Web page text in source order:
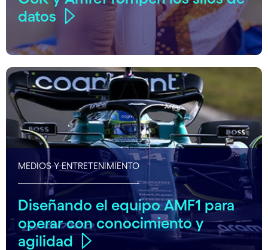
datos
MEDIOS Y ENTRETENIMIENTO
Diseñando el equipo AMF1 para
operar con conocimiento y
agilidad